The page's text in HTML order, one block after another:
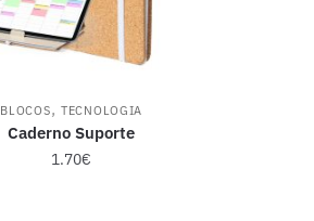
BLOCOS, TECNOLOGIA
Caderno Suporte
1.70€